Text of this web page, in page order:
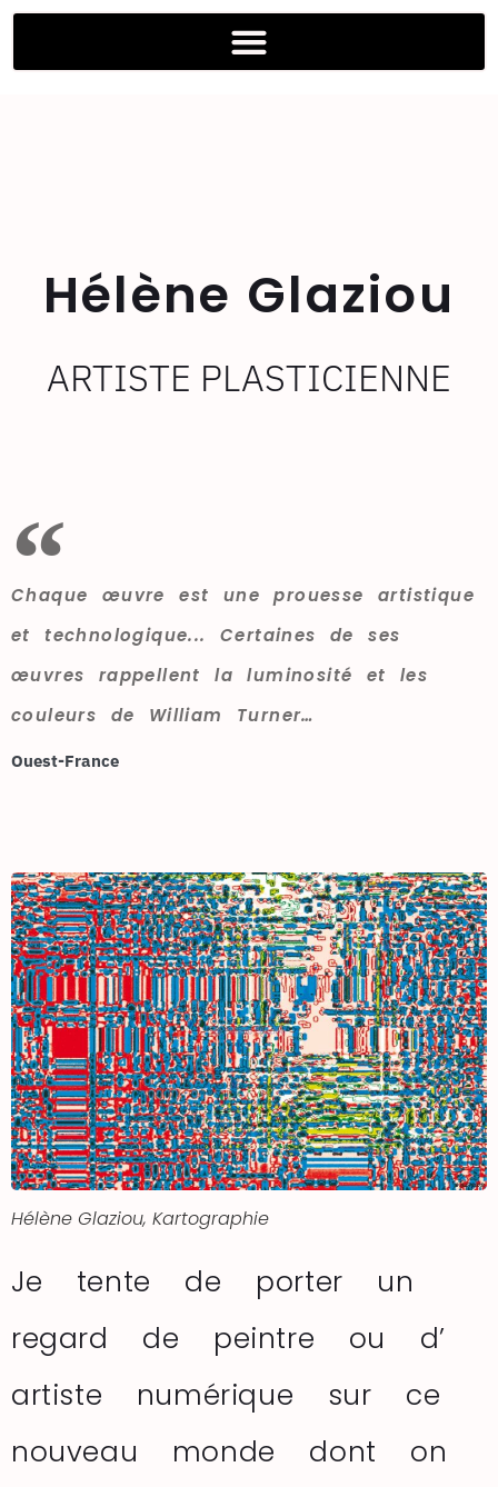
Hélène Glaziou
ARTISTE PLASTICIENNE
Chaque œuvre est une prouesse artistique
et technologique... Certaines de ses
œuvres rappellent la luminosité et les
couleurs de William Turner…
Ouest-France
Hélène Glaziou, Kartographie
Je tente de porter un
regard de peintre ou d’
artiste numérique sur ce
nouveau monde dont on